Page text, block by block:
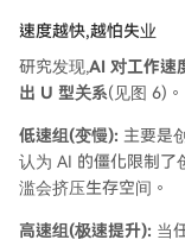
速度越快,越怕失业
研究发现,AI 对工作速
出 U 型关系(见图 6)。
低速组(变慢): 主要是
认为 AI 的僵化限制了
滥会挤压生存空间。
高速组(极速提升): 当